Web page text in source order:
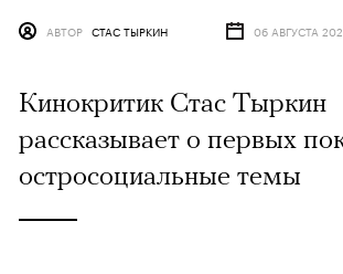
АВТОР СТАС ТЫРКИН 06 АВГУСТА
Кинокритик Стас Тыркин
рассказывает о первых
остросоциальные темы